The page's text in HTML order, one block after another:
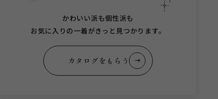
かわいい派も個性派も
お気に入りの一着がきっと見つかります。
カタログをもらう